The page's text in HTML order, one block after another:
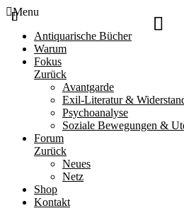
Menu
Antiquarische Bücher
Warum
Fokus
Zurück
Avantgarde
Exil-Literatur &
Psychoanalyse
Soziale Bewegungen &
Forum
Zurück
Neues
Netz
Shop
Kontakt